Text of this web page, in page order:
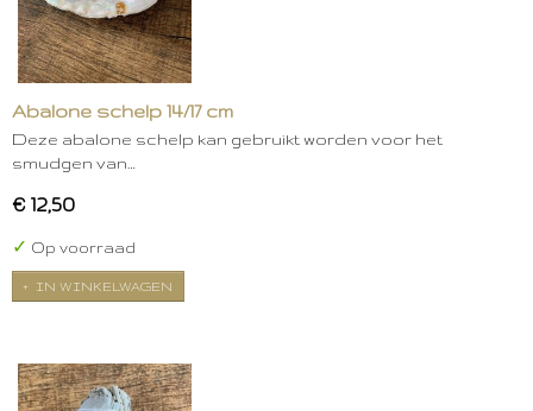
Abalone schelp 14/17 cm
Deze abalone schelp kan gebruikt worden voor het
smudgen van…
€ 12,50
✓ Op voorraad
IN WINKELWAGEN